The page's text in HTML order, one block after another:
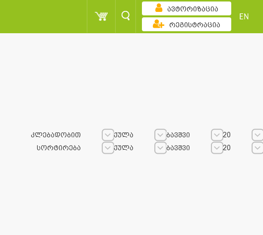
ავტორიზაცია
რეგისტრაცია
EN
კლებადობით ქულა ბავშვი
20
სორტირება
ქულა ბავშვი
20